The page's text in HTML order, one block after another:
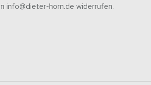
info@dieter-horn.de widerrufen.